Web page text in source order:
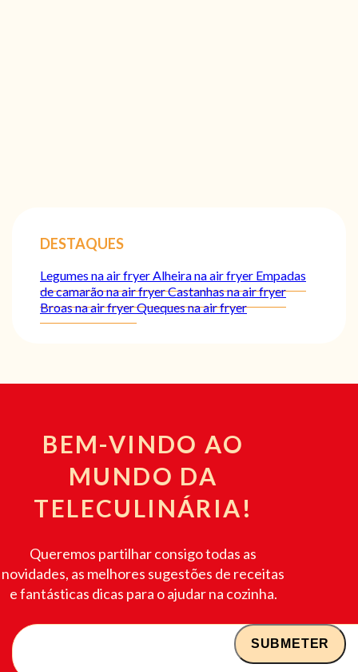
DESTAQUES
Legumes na air fryer Alheira na air fryer Empadas
de camarão na air fryerCastanhas na air fryer
Broas na air fryerQueques na air fryer
BEM-VINDO AO
MUNDO DA
TELECULINÁRIA!
Queremos partilhar consigo todas as
novidades, as melhores sugestões de receitas
e fantásticas dicas para o ajudar na cozinha.